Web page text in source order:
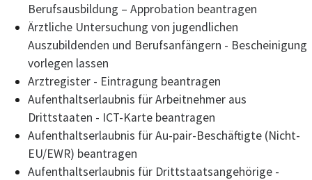
Berufsausbildung – Approbation beantragen
Ärztliche Untersuchung von jugendlichen
Auszubildenden und Berufsanfängern - Bescheinigung
vorlegen lassen
Arztregister - Eintragung beantragen
Aufenthaltserlaubnis für Arbeitnehmer aus
Drittstaaten - ICT-Karte beantragen
Aufenthaltserlaubnis für Au-pair-Beschäftigte (Nicht-
EU/EWR) beantragen
Aufenthaltserlaubnis für Drittstaatsangehörige -